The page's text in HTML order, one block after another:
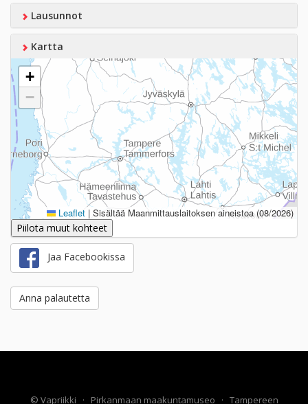
Lausunnot
Kartta
+
−
Leaflet | Sisältää Maanmittauslaitoksen aineistoa (08/2026)
Piilota muut kohteet
Jaa Facebookissa
Anna palautetta
© Vapriikki · Pirkanmaan maakuntamuseo · Tampereen